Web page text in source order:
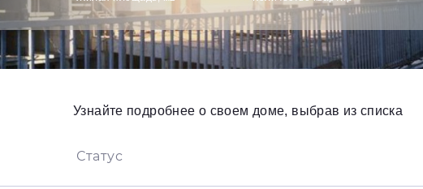
Узнайте подробнее о своем доме, выбрав из списка
Статус